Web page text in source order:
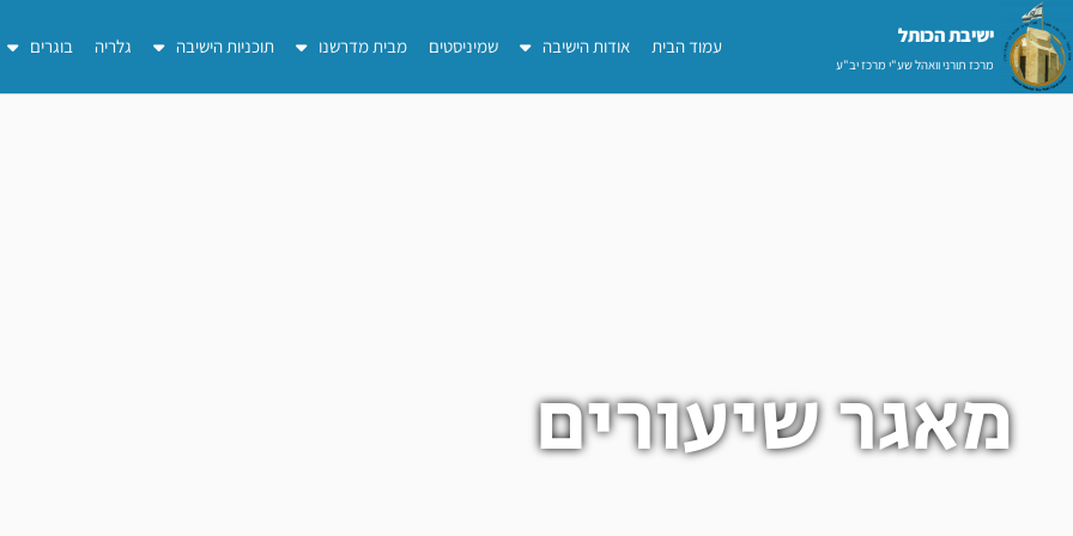
דילוג
לתוכן
ישיבת הכותל​
מרכז תורני וואהל שע"י מרכז יב"ע
עמוד הבית אודות הישיבה שמיניסטים מבית מדרשנו תוכניות הישיבה גלריה בוגרים
מאגר שיעורים